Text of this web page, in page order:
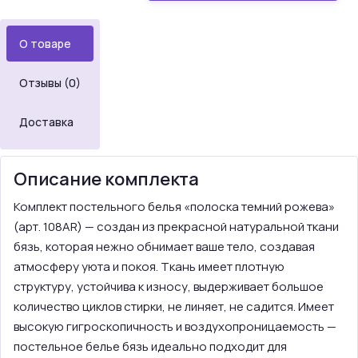
О товаре
Отзывы (0)
Доставка
Описание комплекта
Комплект постельного белья «полоска темний рожева»
(арт. 108AR) — создан из прекрасной натуральной ткани
бязь, которая нежно обнимает ваше тело, создавая
атмосферу уюта и покоя. Ткань имеет плотную
структуру, устойчива к износу, выдерживает большое
количество циклов стирки, не линяет, не садится. Имеет
высокую гигроскопичность и воздухопроницаемость —
постельное белье бязь идеально подходит для